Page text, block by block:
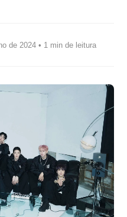
de 2024 • 1 min de leitura